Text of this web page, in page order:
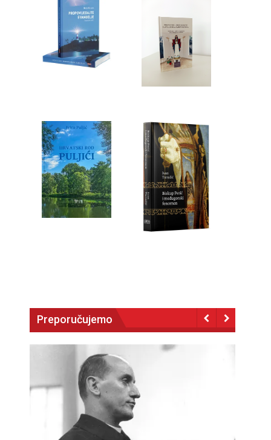
Preporučujemo